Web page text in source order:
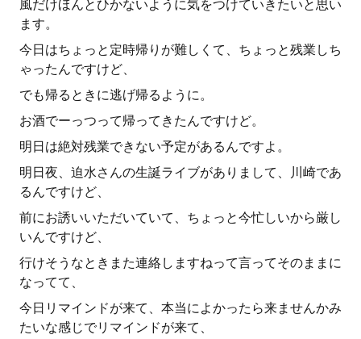
風だけほんとひかないように気をつけていきたいと思い
ます。
今日はちょっと定時帰りが難しくて、ちょっと残業しち
ゃったんですけど、
でも帰るときに逃げ帰るように。
お酒でーっつって帰ってきたんですけど。
明日は絶対残業できない予定があるんですよ。
明日夜、迫水さんの生誕ライブがありまして、川崎であ
るんですけど、
前にお誘いいただいていて、ちょっと今忙しいから厳し
いんですけど、
行けそうなときまた連絡しますねって言ってそのままに
なってて、
今日リマインドが来て、本当によかったら来ませんかみ
たいな感じでリマインドが来て、